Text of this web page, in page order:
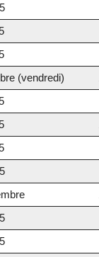
(vendredi)